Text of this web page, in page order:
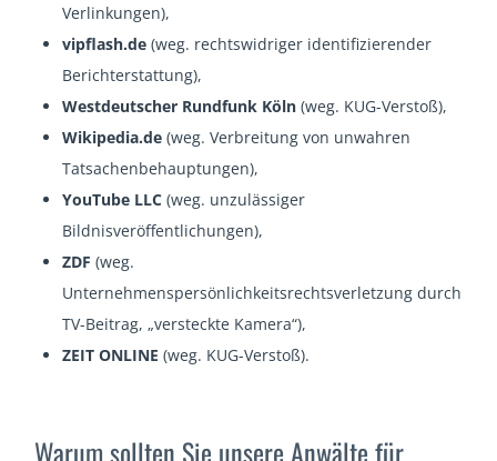
Verlinkungen),
vipflash.de (weg. rechtswidriger identifizierender
Berichterstattung),
Westdeutscher Rundfunk Köln (weg. KUG-Verstoß),
Wikipedia.de (weg. Verbreitung von unwahren
Tatsachenbehauptungen),
YouTube LLC (weg. unzulässiger
Bildnisveröffentlichungen),
ZDF (weg.
Unternehmenspersönlichkeitsrechtsverletzung durch
TV-Beitrag, „versteckte Kamera“),
ZEIT ONLINE (weg. KUG-Verstoß).
Warum sollten Sie unsere Anwälte für